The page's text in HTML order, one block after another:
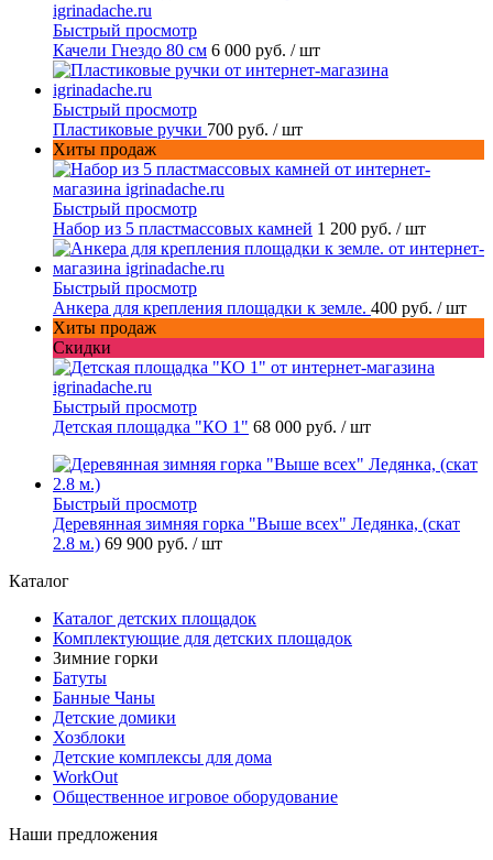
Быстрый просмотр
Качели Гнездо 80 см 6 000 руб. / шт
Быстрый просмотр
Пластиковые ручки 700 руб. / шт
Хиты продаж
Быстрый просмотр
Набор из 5 пластмассовых камней 1 200 руб. / шт
Быстрый просмотр
Анкера для крепления площадки к земле. 400 руб. / шт
Хиты продаж
Скидки
Быстрый просмотр
Детская площадка "КО 1" 68 000 руб. / шт
Быстрый просмотр
Деревянная зимняя горка "Выше всех" Ледянка, (скат
2.8 м.) 69 900 руб. / шт
Каталог
Каталог детских площадок
Комплектующие для детских площадок
Зимние горки
Батуты
Банные Чаны
Детские домики
Хозблоки
Детские комплексы для дома
WorkOut
Общественное игровое оборудование
Наши предложения